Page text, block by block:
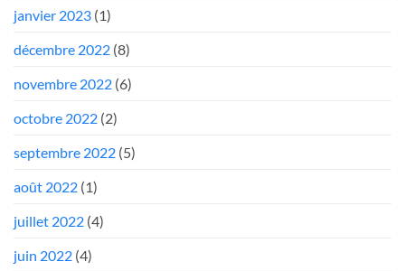
janvier 2023 (1)
décembre 2022 (8)
novembre 2022 (6)
octobre 2022 (2)
septembre 2022 (5)
août 2022 (1)
juillet 2022 (4)
juin 2022 (4)